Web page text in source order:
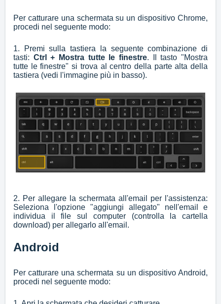
Per catturare una schermata su un dispositivo Chrome,
procedi nel seguente modo:
1. Premi sulla tastiera la seguente combinazione di
tasti: Ctrl + Mostra tutte le finestre. Il tasto "Mostra
tutte le finestre" si trova al centro della parte alta della
tastiera (vedi l'immagine più in basso).
2. Per allegare la schermata all'email per l'assistenza:
Seleziona l'opzione "aggiungi allegato" nell'email e
individua il file sul computer (controlla la cartella
download) per allegarlo all'email.
Android
Per catturare una schermata su un dispositivo Android,
procedi nel seguente modo: